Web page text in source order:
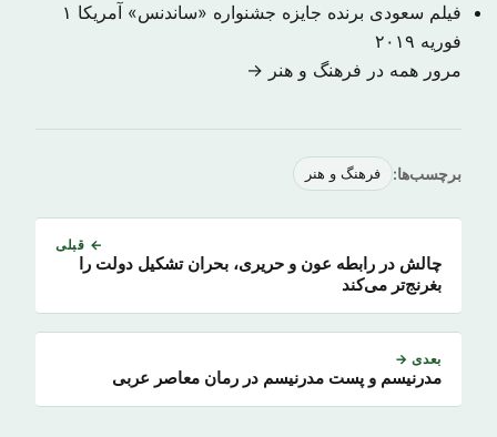
فیلم سعودی برنده جایزه جشنواره «ساندنس» آمریکا ۱
فوریه ۲۰۱۹
مرور همه در فرهنگ و هنر →
برچسب‌ها: فرهنگ و هنر
← قبلی
چالش در رابطه عون و حریری، بحران تشکیل دولت را
بغرنج‌تر می‌کند
بعدی →
مدرنیسم و پست مدرنیسم در رمان معاصر عربی